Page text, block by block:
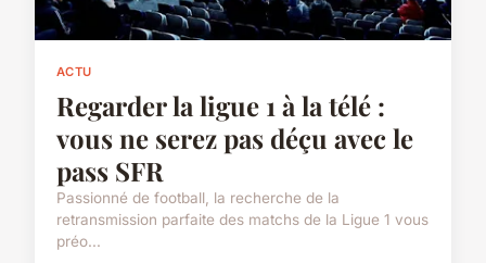
ACTU
Regarder la ligue 1 à la télé :
vous ne serez pas déçu avec le
pass SFR
Passionné de football, la recherche de la
retransmission parfaite des matchs de la Ligue 1 vous
préo...